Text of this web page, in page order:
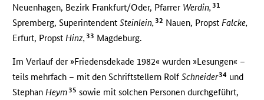
Neuenhagen, Bezirk Frankfurt/Oder, Pfarrer Werdin,31
Spremberg, SuperintendentSteinlein,32 Nauen, PropstFalcke,
Erfurt, PropstHinz, 33 Magdeburg.
Im Verlauf der »Friedensdekade 1982« wurden »Lesungen« –
teils mehrfach – mit den Schriftstellern RolfSchneider34 und
Stephan Heym 35 sowie mit solchen Personen durchgeführt,